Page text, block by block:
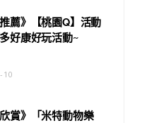
推薦》【桃園Q】活動
好康好玩活動~
10
欣賞》「米特動物樂